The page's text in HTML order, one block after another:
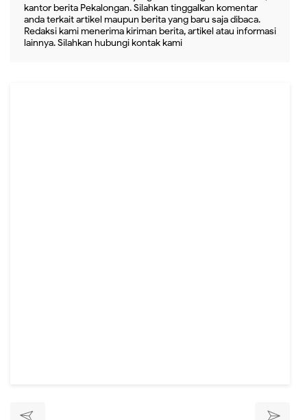
kantor berita Pekalongan. Silahkan tinggalkan komentar
anda terkait artikel maupun berita yang baru saja dibaca.
Redaksi kami menerima kiriman berita, artikel atau informasi
lainnya. Silahkan hubungi kontak kami